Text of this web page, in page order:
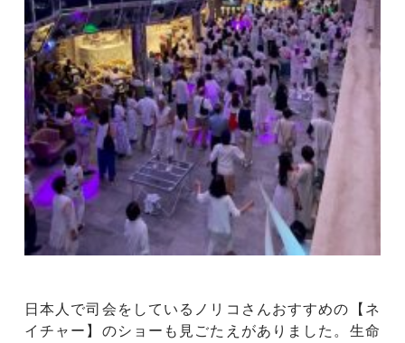
日本人で司会をしているノリコさんおすすめの【ネ
イチャー】のショーも見ごたえがありました。生命